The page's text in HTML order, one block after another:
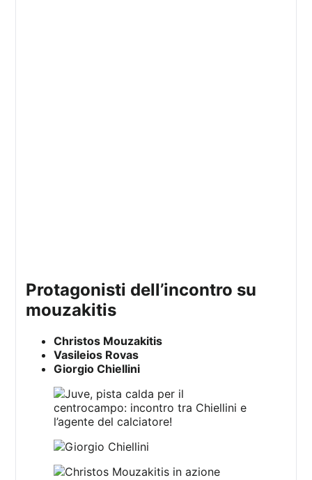
protagonisti dell’incontro su
mouzakitis
Christos Mouzakitis
Vasileios Rovas
Giorgio Chiellini